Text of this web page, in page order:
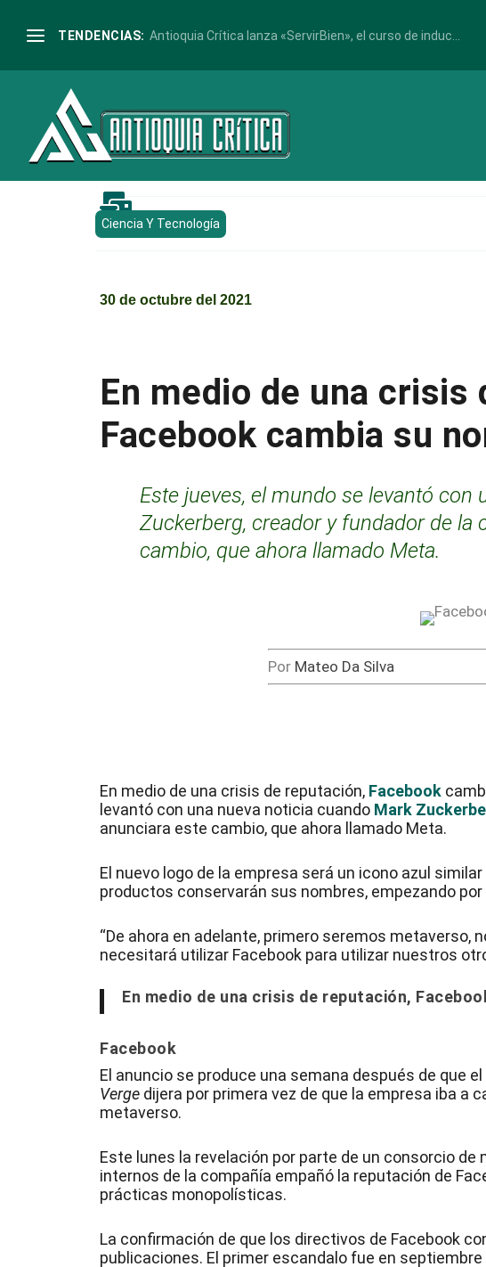
TENDENCIAS: Antioquia Crítica lanza «ServirBien», el curso de induc...

Ciencia Y Tecnología
30 de octubre del 2021
En medio de una crisis
Facebook cambia su
Este jueves, el mundo se levantó con
Zuckerberg, creador y fundador de la
cambio, que ahora llamado Meta.
Por Mateo Da Silva
En medio de una crisis de reputación, Facebook
levantó con una nueva noticia cuando Mark
anunciara este cambio, que ahora llamado Meta.
El nuevo logo de la empresa será un icono azul
productos conservarán sus nombres, empezando por
“De ahora en adelante, primero seremos metaverso,
necesitará utilizar Facebook para utilizar nuestros
En medio de una crisis de reputación,
Facebook
El anuncio se produce una semana después de que
Verge dijera por primera vez de que la empresa iba a
metaverso.
Este lunes la revelación por parte de un consorcio
internos de la compañía empañó la reputación de
prácticas monopolísticas.
La confirmación de que los directivos de Facebook
publicaciones. El primer escandalo fue en